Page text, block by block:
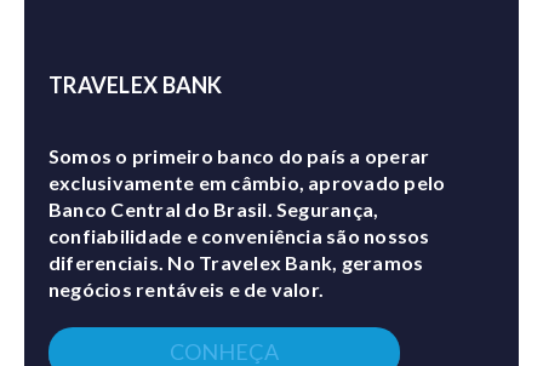
TRAVELEX BANK
Somos o primeiro banco do país a operar
exclusivamente em câmbio, aprovado pelo
Banco Central do Brasil. Segurança,
confiabilidade e conveniência são nossos
diferenciais. No Travelex Bank, geramos
negócios rentáveis e de valor.
CONHEÇA